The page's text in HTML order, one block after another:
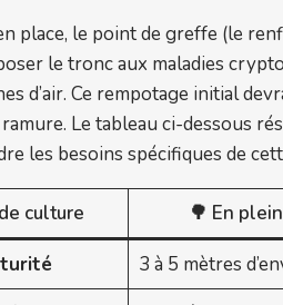
place, le point de greffe (le
le tronc aux maladies
d’air. Ce rempotage initial
Le tableau ci-dessous
les besoins spécifiques de
culture 🌳 En
3 à 5 mètres